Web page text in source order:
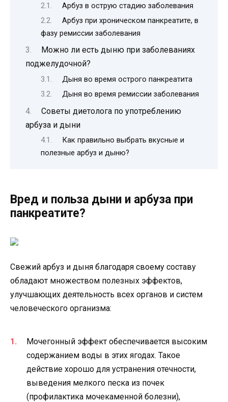
Арбуз в острую стадию заболевания
Арбуз при хроническом панкреатите, в
фазу ремиссии заболевания
Можно ли есть дыню при заболеваниях
поджелудочной?
Дыня во время острого панкреатита
Дыня во время ремиссии заболевания
Советы диетолога по употреблению
арбуза и дыни
Как правильно выбрать вкусные и
полезные арбуз и дыню?
Вред и польза дыни и арбуза при
панкреатите?
Свежий арбуз и дыня благодаря своему составу
обладают множеством полезных эффектов,
улучшающих деятельность всех органов и систем
человеческого организма:
Мочегонный эффект обеспечивается высоким
содержанием воды в этих ягодах. Такое
действие хорошо для устранения отечности,
выведения мелкого песка из почек
(профилактика мочекаменной болезни),